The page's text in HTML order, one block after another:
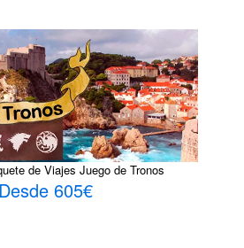
de Viajes Juego de Tronos
Desde 605€